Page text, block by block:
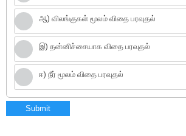
ஆ) விலங்குகள் மூலம் விதை பரவுதல்
இ) தன்னிச்சையாக விதை பரவுதல்
ஈ) நீர் மூலம் விதை பரவுதல்
Submit